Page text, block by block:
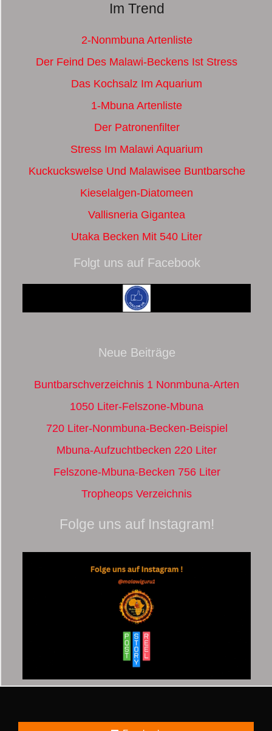
Im Trend
2-Nonmbuna Artenliste
Der Feind Des Malawi-Beckens Ist Stress
Das Kochsalz Im Aquarium
1-Mbuna Artenliste
Der Patronenfilter
Stress Im Malawi Aquarium
Kuckuckswelse Und Malawisee Buntbarsche
Kieselalgen-Diatomeen
Vallisneria Gigantea
Utaka Becken Mit 540 Liter
Folgt uns auf Facebook
Neue Beiträge
Buntbarschverzeichnis 1 Nonmbuna-Arten
1050 Liter-Felszone-Mbuna
720 Liter-Nonmbuna-Becken-Beispiel
Mbuna-Aufzuchtbecken 220 Liter
Felszone-Mbuna-Becken 756 Liter
Tropheops Verzeichnis
Folge uns auf Instagram!